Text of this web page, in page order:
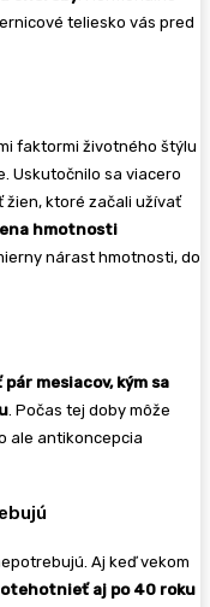
teliesko vás pred
faktormi životného štýlu
Uskutočnilo sa viacero
žien, ktoré začali užívať
hmotnosti
nárast hmotnosti, do
mesiacov, kým sa
. Počas tej doby môže
ale antikoncepcia
Aj keď vekom
otehotnieť aj po 40 roku